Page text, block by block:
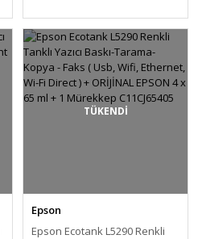
TÜKENDİ
Epson
Epson Ecotank L5290 Renkli